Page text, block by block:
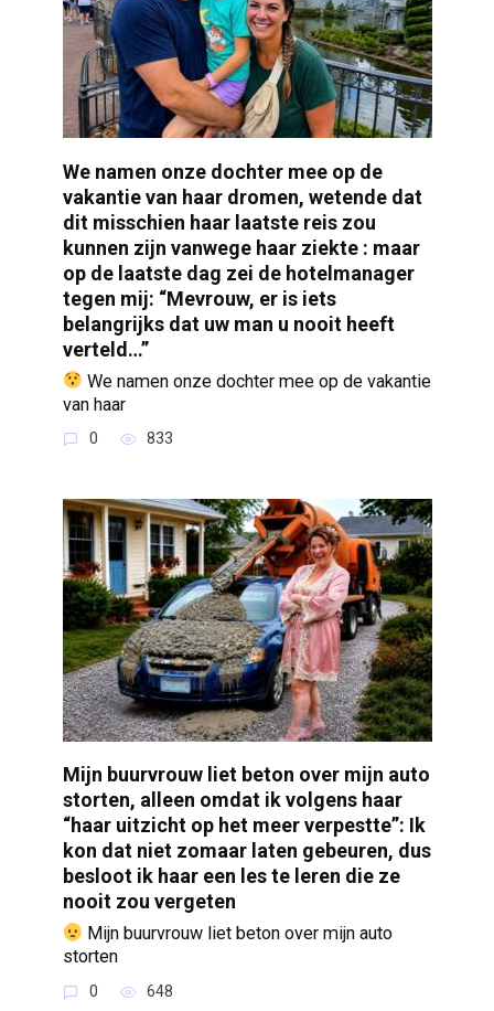
We namen onze dochter mee op de
vakantie van haar dromen, wetende dat
dit misschien haar laatste reis zou
kunnen zijn vanwege haar ziekte : maar
op de laatste dag zei de hotelmanager
tegen mij: “Mevrouw, er is iets
belangrijks dat uw man u nooit heeft
verteld…”
We namen onze dochter mee op de vakantie
van haar
0 833
Mijn buurvrouw liet beton over mijn auto
storten, alleen omdat ik volgens haar
“haar uitzicht op het meer verpestte”: Ik
kon dat niet zomaar laten gebeuren, dus
besloot ik haar een les te leren die ze
nooit zou vergeten
Mijn buurvrouw liet beton over mijn auto
storten
0 648